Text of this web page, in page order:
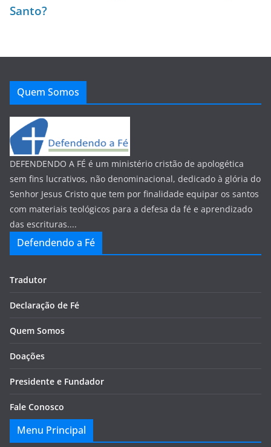
Santo?
Quem Somos
DEFENDENDO A FÉ é um ministério cristão de apologética
sem fins lucrativos, não denominacional, dedicado à glória do
Senhor Jesus Cristo que tem por finalidade equipar os santos
com materiais teológicos para a defesa da fé e aprendizado
das escrituras....
Defendendo a Fé
Tradutor
Declaração de Fé
Quem Somos
Doações
Presidente e Fundador
Fale Conosco
Menu Principal